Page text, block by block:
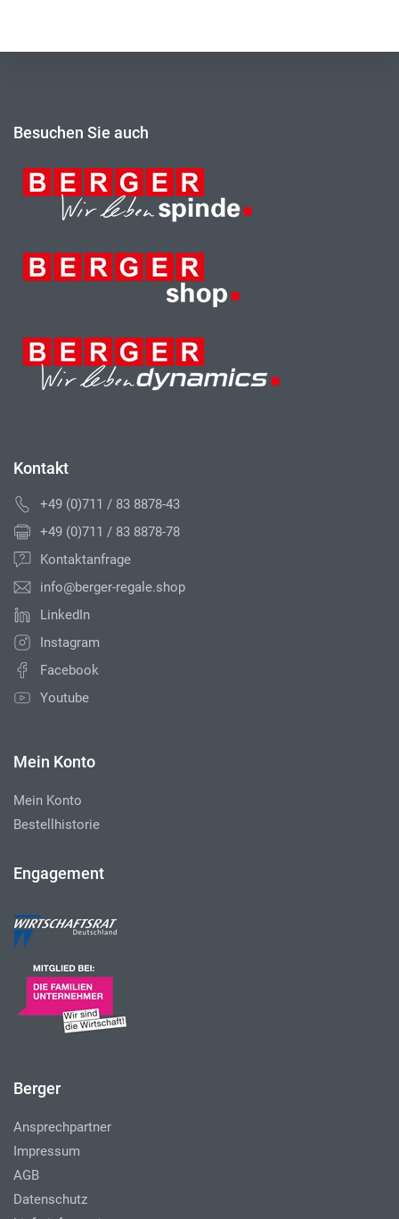
Besuchen Sie auch
Kontakt
+49 (0)711 / 83 8878-43
+49 (0)711 / 83 8878-78
Kontaktanfrage
info@berger-regale.shop
LinkedIn
Instagram
Facebook
Youtube
Mein Konto
Mein Konto
Bestellhistorie
Engagement
Berger
Ansprechpartner
Impressum
AGB
Datenschutz